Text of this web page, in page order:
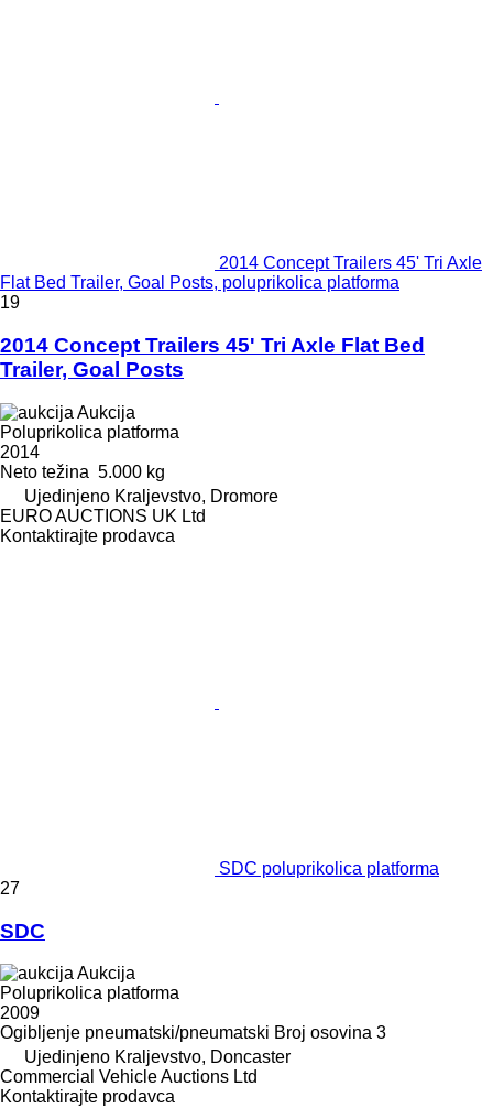
2014 Concept Trailers 45' Tri Axle
Flat Bed Trailer, Goal Posts, poluprikolica platforma
19
2014 Concept Trailers 45' Tri Axle Flat Bed
Trailer, Goal Posts
Aukcija
Poluprikolica platforma
2014
Neto težina 5.000 kg
Ujedinjeno Kraljevstvo, Dromore
EURO AUCTIONS UK Ltd
Kontaktirajte prodavca
SDC poluprikolica platforma
27
SDC
Aukcija
Poluprikolica platforma
2009
Ogibljenje pneumatski/pneumatski Broj osovina 3
Ujedinjeno Kraljevstvo, Doncaster
Commercial Vehicle Auctions Ltd
Kontaktirajte prodavca